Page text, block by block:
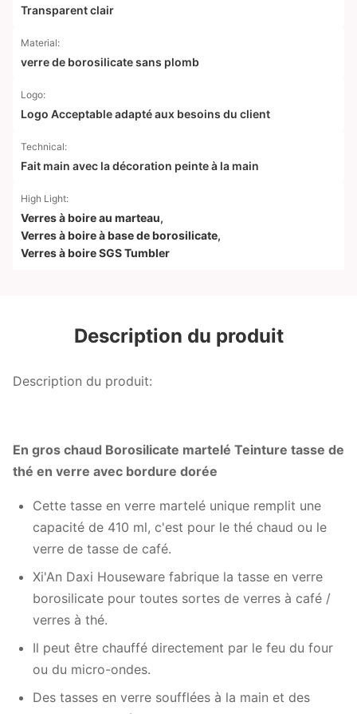
Transparent clair
Material:
verre de borosilicate sans plomb
Logo:
Logo Acceptable adapté aux besoins du client
Technical:
Fait main avec la décoration peinte à la main
High Light:
Verres à boire au marteau,
Verres à boire à base de borosilicate,
Verres à boire SGS Tumbler
Description du produit
Description du produit:
En gros chaud Borosilicate martelé Teinture tasse de
thé en verre avec bordure dorée
Cette tasse en verre martelé unique remplit une
capacité de 410 ml, c'est pour le thé chaud ou le
verre de tasse de café.
Xi'An Daxi Houseware fabrique la tasse en verre
borosilicate pour toutes sortes de verres à café /
verres à thé.
Il peut être chauffé directement par le feu du four
ou du micro-ondes.
Des tasses en verre soufflées à la main et des